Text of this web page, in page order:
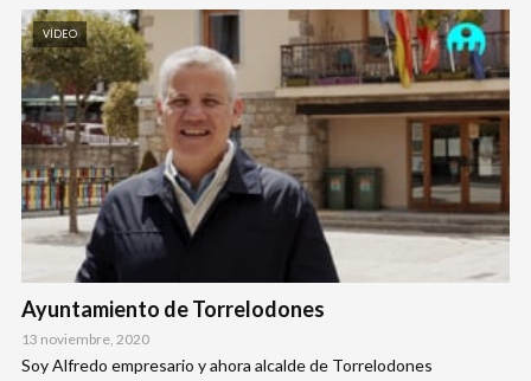
VÍDEO
Ayuntamiento de Torrelodones
13 noviembre, 2020
Soy Alfredo empresario y ahora alcalde de Torrelodones